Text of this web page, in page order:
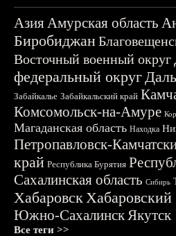
АзияАмурская область
Биробиджан
Восточный военный округ
федеральный округ
Забайкалье Забайкальский край
Комсомольск-на-Амуре
Магаданская область Находка
Петропавловск-
край Республика Бурятия
Сахалинская область Сибирь
ХабаровскХабаровский
Южно-СахалинскЯкутск
Все теги >>